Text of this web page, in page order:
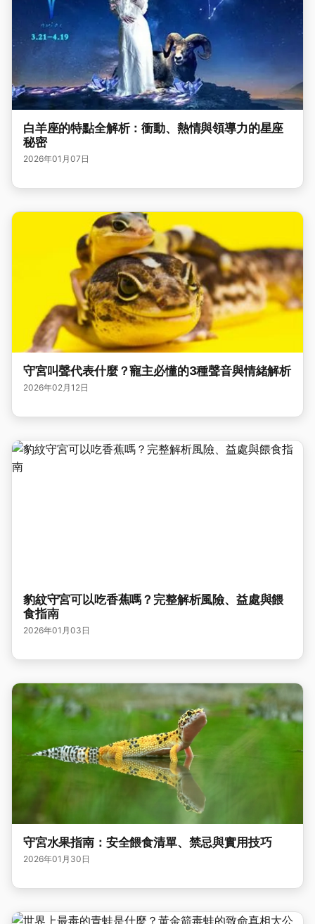
白羊座的特點全解析：衝動、熱情與領導力的星座
秘密
2026年01月07日
守宮叫聲代表什麼？寵主必懂的3種聲音與情緒解析
2026年02月12日
豹紋守宮可以吃香蕉嗎？完整解析風險、益處與餵
食指南
2026年01月03日
守宮水果指南：安全餵食清單、禁忌與實用技巧
2026年01月30日